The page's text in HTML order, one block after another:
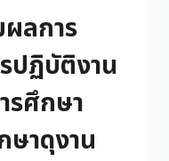
ลการ
ปฏิบัติงาน
รศึกษา
ษาดุงาน